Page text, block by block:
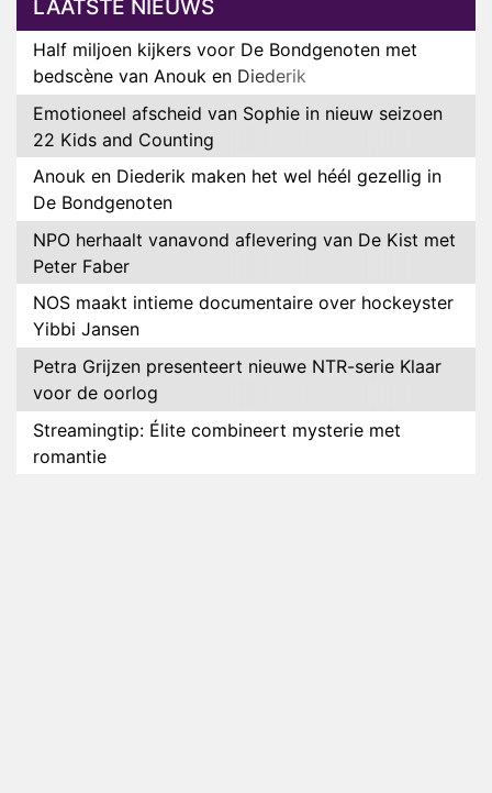
LAATSTE NIEUWS
Half miljoen kijkers voor De Bondgenoten met
bedscène van Anouk en Diederik
Emotioneel afscheid van Sophie in nieuw seizoen
22 Kids and Counting
Anouk en Diederik maken het wel héél gezellig in
De Bondgenoten
NPO herhaalt vanavond aflevering van De Kist met
Peter Faber
NOS maakt intieme documentaire over hockeyster
Yibbi Jansen
Petra Grijzen presenteert nieuwe NTR-serie Klaar
voor de oorlog
Streamingtip: Élite combineert mysterie met
romantie